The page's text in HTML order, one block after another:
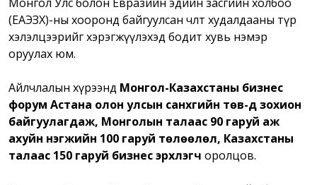
Монгол Улс болон Евразийн эдийн засгийн холбоо
(ЕАЭЗХ)-ны хооронд байгуулсан чөлөөт худалдааны түр
хэлэлцээрийг хэрэгжүүлэхэд бодит хувь нэмэр
оруулах юм.
Айлчлалын хүрээнд Монгол-Казахстаны бизнес
форум Астана олон улсын санхүүгийн төв-д зохион
байгуулагдаж, Монголын талаас 90 гаруй аж
ахуйн нэгжийн 100 гаруй төлөөлөл, Казахстаны
талаас 150 гаруй бизнес эрхлэгч оролцов.